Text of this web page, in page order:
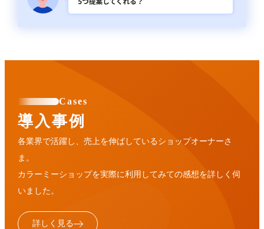
Cases
導入事例
各業界で活躍し、売上を伸ばしているショップオーナーさ
ま。
カラーミーショップを実際に利用してみての感想を詳しく伺
いました。
詳しく見る